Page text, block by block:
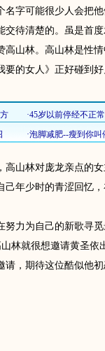
字可能很少人会把他
交待清楚的。虽是首
高山林。高山林是性
的女人》正好碰到好
高山林对庞龙亲点的
年少时的青涩回忆
力为自己的新歌寻觅
林就很想邀请黄圣依
请，期待这位酷似他